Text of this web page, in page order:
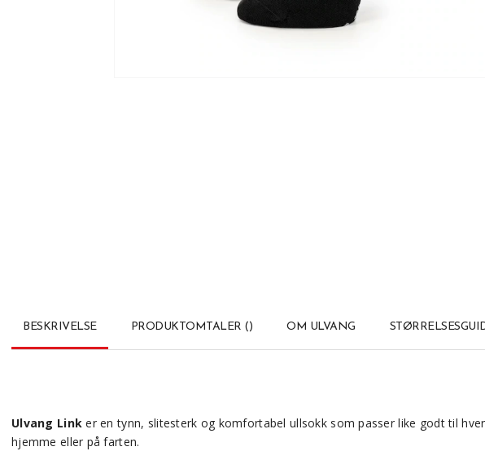
BESKRIVELSE PRODUKTOMTALER () OM ULVANG
Ulvang Linker en tynn, slitesterk og komfortabel ullsokk som passer like godt til
hjemme eller på farten.